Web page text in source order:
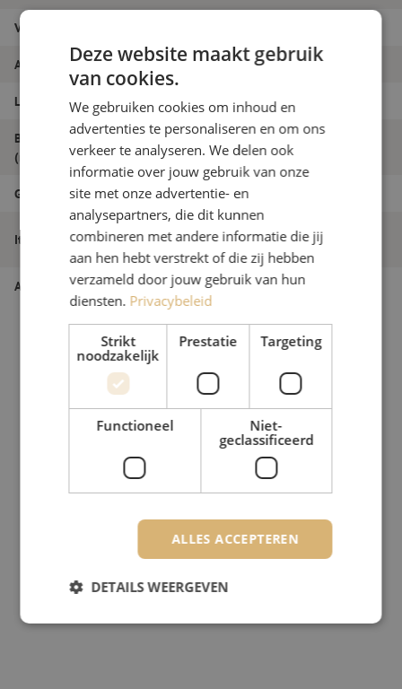
Vezelsoort
Aantal vezels Simplex
Lengte 6m
Buitendiameter
(mm)
1.8
Grade B
Itemnaam
Patchkabel simplex SM, SC/PC-SC/PC,
1.8mm, 6m
Artikelnummer M20000327
Deze website maakt gebruik
van cookies.
We gebruiken cookies om inhoud en
advertenties te personaliseren en om ons
verkeer te analyseren. We delen ook
informatie over jouw gebruik van onze
site met onze advertentie- en
analysepartners, die dit kunnen
combineren met andere informatie die jij
aan hen hebt verstrekt of die zij hebben
verzameld door jouw gebruik van hun
diensten. Privacybeleid
Strikt
noodzakelijk
Prestatie Targeting
Functioneel
Niet-
geclassificeerd
ALLES ACCEPTEREN
DETAILS WEERGEVEN